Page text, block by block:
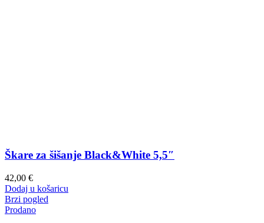
Škare za šišanje Black&White 5,5″
42,00 €
Dodaj u košaricu
Brzi pogled
Prodano